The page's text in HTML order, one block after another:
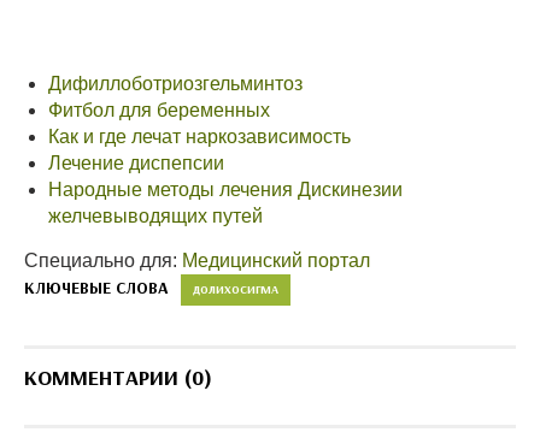
Дифиллоботриозгельминтоз
Фитбол для беременных
Как и где лечат наркозависимость
Лечение диспепсии
Народные методы лечения Дискинезии
желчевыводящих путей
Специально для: Медицинский портал
КЛЮЧЕВЫЕ СЛОВА ДОЛИХОСИГМА
КОММЕНТАРИИ (0)